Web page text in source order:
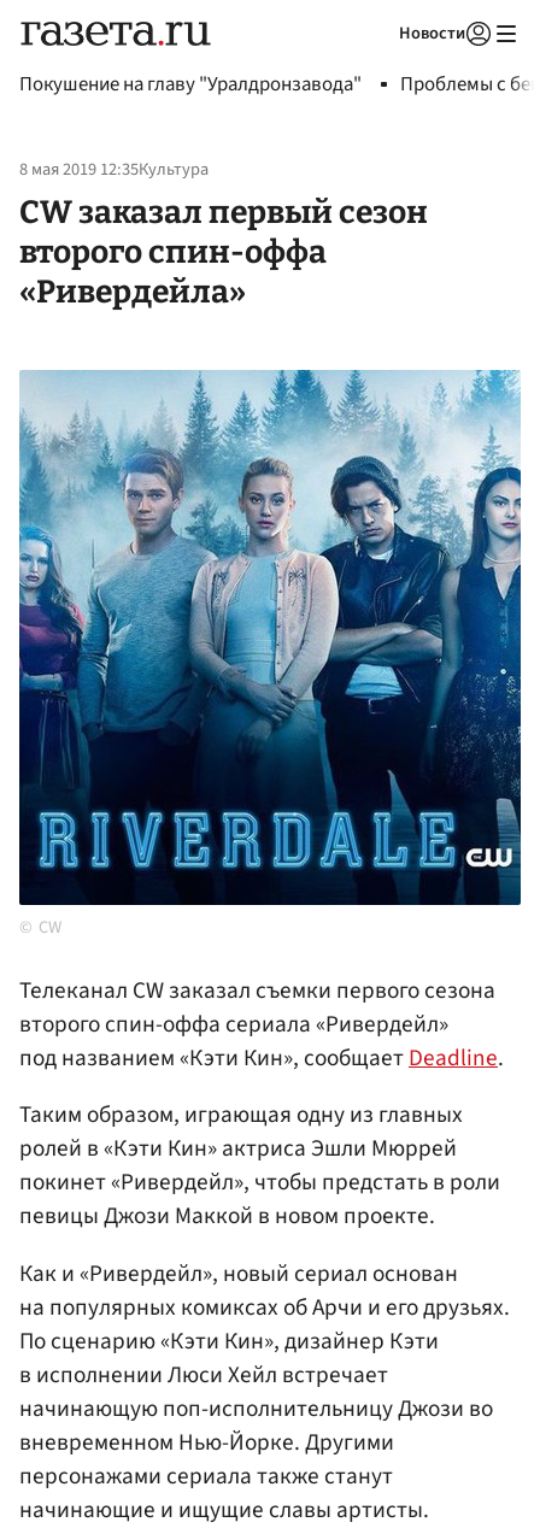
Новости
Покушение на главу "Уралдронзавода" Проблемы с
8 мая 2019 12:35Культура
CW заказал первый сезон
второго спин-оффа
«Ривердейла»
CW
Телеканал CW заказал съемки первого сезона
второго спин-оффа сериала «Ривердейл»
под названием «Кэти Кин», сообщаетDeadline.
Таким образом, играющая одну из главных
ролей в «Кэти Кин» актриса Эшли Мюррей
покинет «Ривердейл», чтобы предстать в роли
певицы Джози Маккой в новом проекте.
Как и «Ривердейл», новый сериал основан
на популярных комиксах об Арчи и его друзьях.
По сценарию «Кэти Кин», дизайнер Кэти
в исполнении Люси Хейл встречает
начинающую поп-исполнительницу Джози во
вневременном Нью-Йорке. Другими
персонажами сериала также станут
начинающие и ищущие славы артисты.